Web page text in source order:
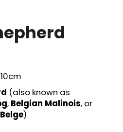
(also known as
, Belgian Malinois, or
)